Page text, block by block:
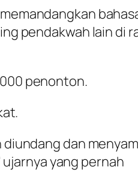
pendakwah lain di
penonton.
dan
yang pernah